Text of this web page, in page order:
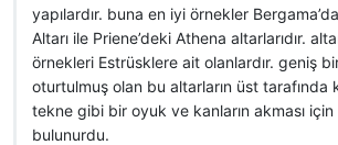
yapılardır. buna en iyi örnekler
Altarı ile Priene’deki Athena altarlarıdır.
örnekleri Estrüsklere ait olanlardır. geniş
oturtulmuş olan bu altarların üst tarafında
tekne gibi bir oyuk ve kanların akması
bulunurdu.